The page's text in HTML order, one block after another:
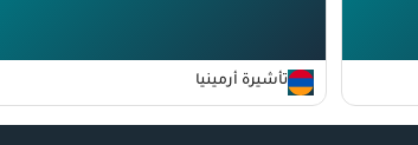
تأشيرة أرمينيا